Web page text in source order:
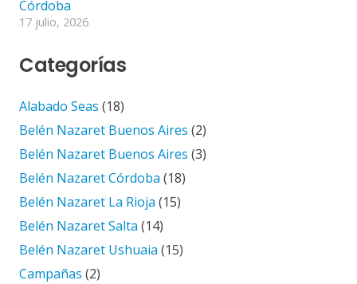
Córdoba
17 julio, 2026
Categorías
Alabado Seas (18)
Belén Nazaret Buenos Aires (2)
Belén Nazaret Buenos Aires (3)
Belén Nazaret Córdoba (18)
Belén Nazaret La Rioja (15)
Belén Nazaret Salta (14)
Belén Nazaret Ushuaia (15)
Campañas (2)